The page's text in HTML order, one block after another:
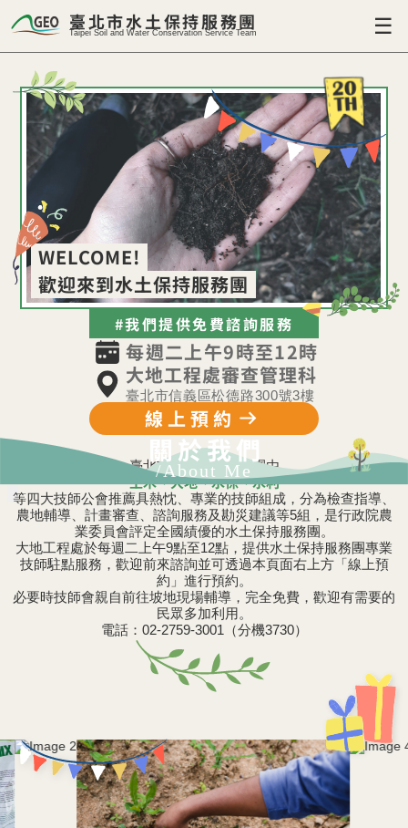
臺北市水土保持服務團
Taipei Soil and Water Conservation Service Team ☰
WELCOME!
歡迎來到水土保持服務團
#我們提供免費諮詢服務
每週二上午9時至12時
大地工程處審查管理科
臺北市信義區松德路300號3樓
線上預約
關於我們
/About Me
臺北市水土保持服務團由
土木、大地、水保、水利
等四大技師公會推薦具熱忱、專業的技師組成，分為檢查指導、
農地輔導、計畫審查、諮詢服務及勘災建議等5組，是行政院農
業委員會評定全國績優的水土保持服務團。
大地工程處於每週二上午9點至12點，提供水土保持服務團專業
技師駐點服務，歡迎前來諮詢並可透過本頁面右上方「線上預
約」進行預約。
必要時技師會親自前往坡地現場輔導，完全免費，歡迎有需要的
民眾多加利用。
電話：02-2759-3001（分機3730）